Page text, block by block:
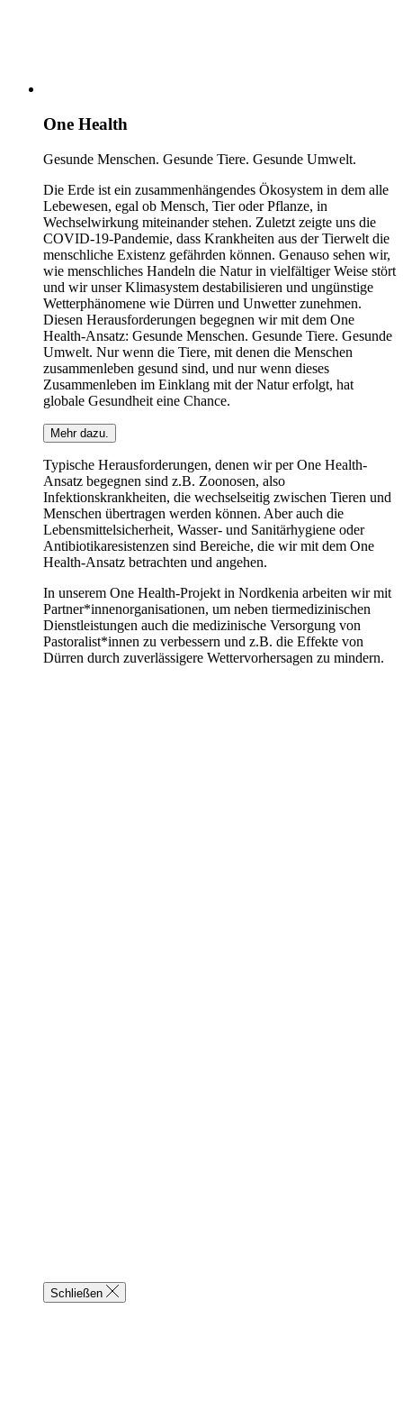
One Health
Gesunde Menschen. Gesunde Tiere. Gesunde Umwelt.
Die Erde ist ein zusammenhängendes Ökosystem in dem alle
Lebewesen, egal ob Mensch, Tier oder Pflanze, in
Wechselwirkung miteinander stehen. Zuletzt zeigte uns die
COVID-19-Pandemie, dass Krankheiten aus der Tierwelt die
menschliche Existenz gefährden können. Genauso sehen wir,
wie menschliches Handeln die Natur in vielfältiger Weise stört
und wir unser Klimasystem destabilisieren und ungünstige
Wetterphänomene wie Dürren und Unwetter zunehmen.
Diesen Herausforderungen begegnen wir mit dem One
Health-Ansatz: Gesunde Menschen. Gesunde Tiere. Gesunde
Umwelt. Nur wenn die Tiere, mit denen die Menschen
zusammenleben gesund sind, und nur wenn dieses
Zusammenleben im Einklang mit der Natur erfolgt, hat
globale Gesundheit eine Chance.
Mehr dazu.
Typische Herausforderungen, denen wir per One Health-
Ansatz begegnen sind z.B. Zoonosen, also
Infektionskrankheiten, die wechselseitig zwischen Tieren und
Menschen übertragen werden können. Aber auch die
Lebensmittelsicherheit, Wasser- und Sanitärhygiene oder
Antibiotikaresistenzen sind Bereiche, die wir mit dem One
Health-Ansatz betrachten und angehen.
In unserem One Health-Projekt in Nordkenia arbeiten wir mit
Partner*innenorganisationen, um neben tiermedizinischen
Dienstleistungen auch die medizinische Versorgung von
Pastoralist*innen zu verbessern und z.B. die Effekte von
Dürren durch zuverlässigere Wettervorhersagen zu mindern.
Schließen